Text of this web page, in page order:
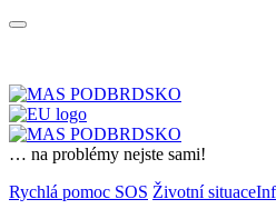
… na problémy nejste sami!
Rychlá pomoc SOS Životní situace